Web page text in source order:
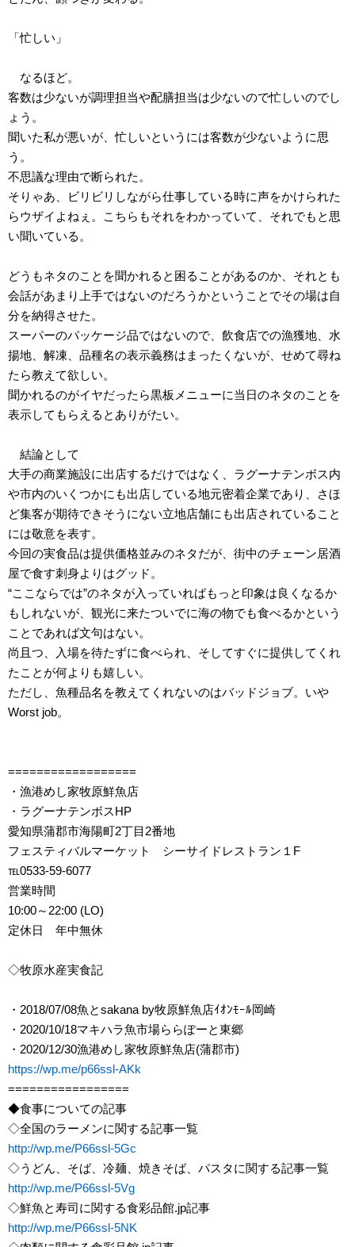
「忙しい」
なるほど。
客数は少ないが調理担当や配膳担当は少ないので忙しいのでし
ょう。
聞いた私が悪いが、忙しいというには客数が少ないように思
う。
不思議な理由で断られた。
そりゃあ、ビリビリしながら仕事している時に声をかけられた
らウザイよねぇ。こちらもそれをわかっていて、それでもと思
い聞いている。
どうもネタのことを聞かれると困ることがあるのか、それとも
会話があまり上手ではないのだろうかということでその場は自
分を納得させた。
スーパーのパッケージ品ではないので、飲食店での漁獲地、水
揚地、解凍、品種名の表示義務はまったくないが、せめて尋ね
たら教えて欲しい。
聞かれるのがイヤだったら黒板メニューに当日のネタのことを
表示してもらえるとありがたい。
結論として
大手の商業施設に出店するだけではなく、ラグーナテンボス内
や市内のいくつかにも出店している地元密着企業であり、さほ
ど集客が期待できそうにない立地店舗にも出店されていること
には敬意を表す。
今回の実食品は提供価格並みのネタだが、街中のチェーン居酒
屋で食す刺身よりはグッド。
“ここならでは”のネタが入っていればもっと印象は良くなるか
もしれないが、観光に来たついでに海の物でも食べるかという
ことであれば文句はない。
尚且つ、入場を待たずに食べられ、そしてすぐに提供してくれ
たことが何よりも嬉しい。
ただし、魚種品名を教えてくれないのはバッドジョブ。いや
Worst job。
==================
・漁港めし家牧原鮮魚店
・ラグーナテンボスHP
愛知県蒲郡市海陽町2丁目2番地
フェスティバルマーケット シーサイドレストラン１F
℡0533-59-6077
営業時間
10:00～22:00 (LO)
定休日 年中無休
◇牧原水産実食記
・2018/07/08魚とsakana by牧原鮮魚店ｲｵﾝﾓｰﾙ岡崎
・2020/10/18マキハラ魚市場ららぽーと東郷
・2020/12/30漁港めし家牧原鮮魚店(蒲郡市)
https://wp.me/p66ssl-AKk
=================
◆食事についての記事
◇全国のラーメンに関する記事一覧
http://wp.me/P66ssl-5Gc
◇うどん、そば、冷麺、焼きそば、パスタに関する記事一覧
http://wp.me/P66ssl-5Vg
◇鮮魚と寿司に関する食彩品館.jp記事
http://wp.me/P66ssl-5NK